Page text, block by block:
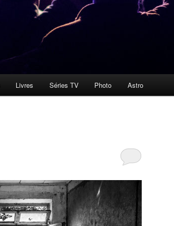
Livres Séries TV Photo Astro